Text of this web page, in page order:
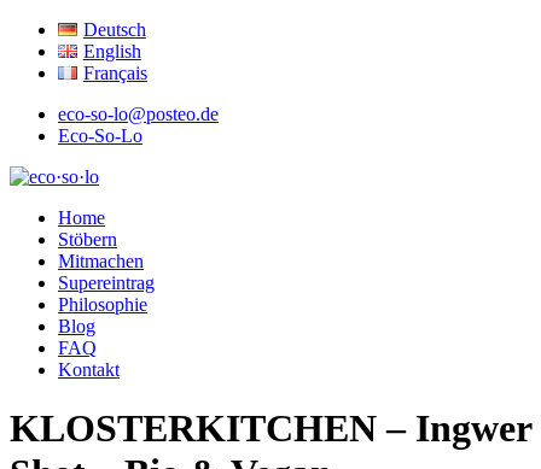
Deutsch
English
Français
eco-so-lo@posteo.de
Eco-So-Lo
eco·so·lo
Home
Stöbern
Mitmachen
Supereintrag
Philosophie
Blog
FAQ
Kontakt
KLOSTERKITCHEN – Ingwer